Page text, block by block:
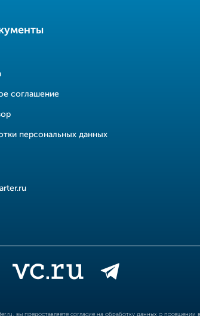
соглашение
персональных данных
, вы предоставляете согласие на обработку данных о посещении